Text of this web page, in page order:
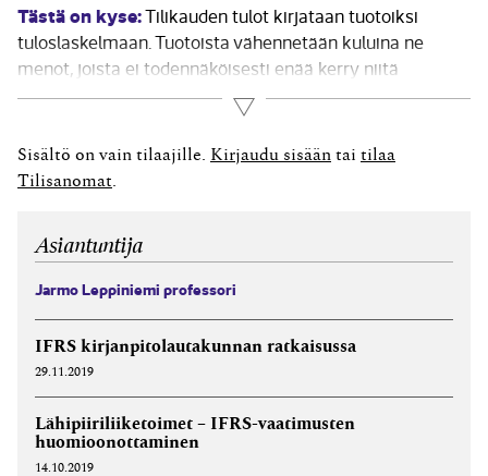
Tästä on kyse:Tilikauden tulot kirjataan tuotoiksi
tuloslaskelmaan. Tuotoista vähennetään kuluina ne
menot, joista ei todennäköisesti enää kerry niitä
vastaavaa tuloa, samoin kuin menetykset. Muut menot
saadaan aktivoida sen mukaan kuin jäljempänä tässä
luvussa säädetään.” Lähtökohtaisesti edellytyksenä
menon aktivoimiselle on tulon­odotus vastaisena
Lue lisää
Sisältö on vain tilaajille. Kirjaudu sisään tai tilaa
Tilisanomat
Asiantuntija
Jarmo Leppiniemi professori
IFRS kirjanpitolautakunnan ratkaisussa
29.11.2019
Lähipiiriliiketoimet – IFRS-vaatimusten
huomioonottaminen
14.10.2019